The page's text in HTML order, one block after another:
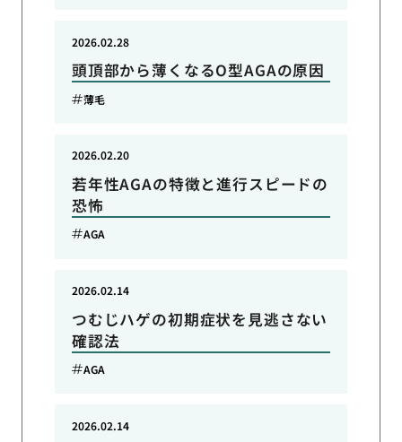
頭頂部から薄くなるO型AGAの原因
2026.02.28
薄毛
若年性AGAの特徴と進行スピードの
恐怖
2026.02.20
AGA
つむじハゲの初期症状を見逃さない
確認法
2026.02.14
AGA
2026.02.14